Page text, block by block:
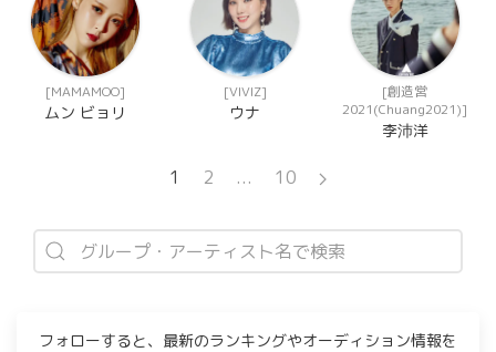
[MAMAMOO]
ムン ビョリ
[VIVIZ]
ウナ
[創造営
2021(Chuang2021)]
李沛洋
1 2 ... 10
フォローすると、最新のランキングやオーディション情報を